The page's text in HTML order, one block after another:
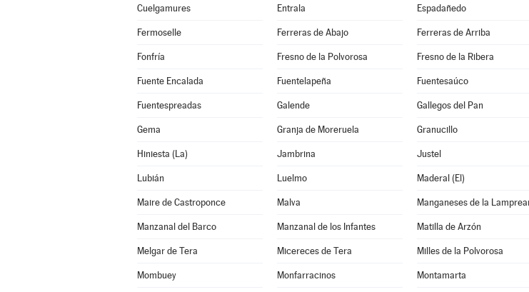
Cuelgamures Entrala Espadañedo
Fermoselle Ferreras de Abajo Ferreras de Arriba
Fonfría Fresno de la Polvorosa Fresno de la Ribera
Fuente Encalada Fuentelapeña Fuentesaúco
Fuentespreadas Galende Gallegos del Pan
Gema Granja de Moreruela Granucillo
Hiniesta (La) Jambrina Justel
Lubián Luelmo Maderal (El)
Maire de Castroponce Malva Manganeses de la
Manzanal del Barco Manzanal de los Infantes Matilla de Arzón
Melgar de Tera Micereces de Tera Milles de la Polvorosa
Mombuey Monfarracinos Montamarta